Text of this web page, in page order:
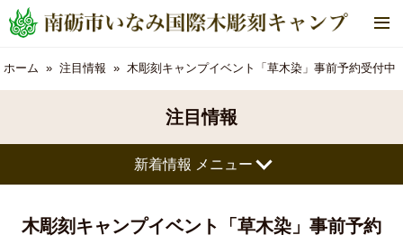
メ
ュ
ー
ホーム 注目情報 木彫刻キャンプイベント「草木染」事前予約受付中
注目情報
新着情報 メニュー
木彫刻キャンプイベント「草木染」事前予約